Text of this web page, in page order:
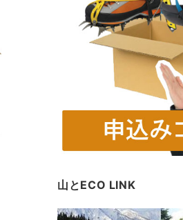
山とECO LINK